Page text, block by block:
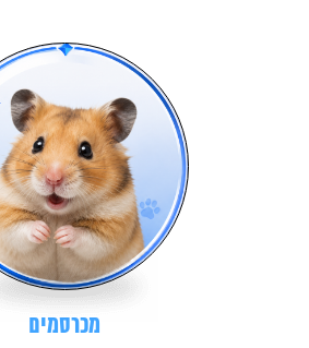
מכרסמים